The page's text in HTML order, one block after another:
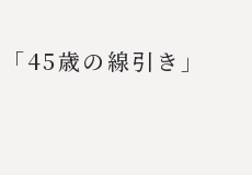
事例をもっと知りた
45歳の線引き」